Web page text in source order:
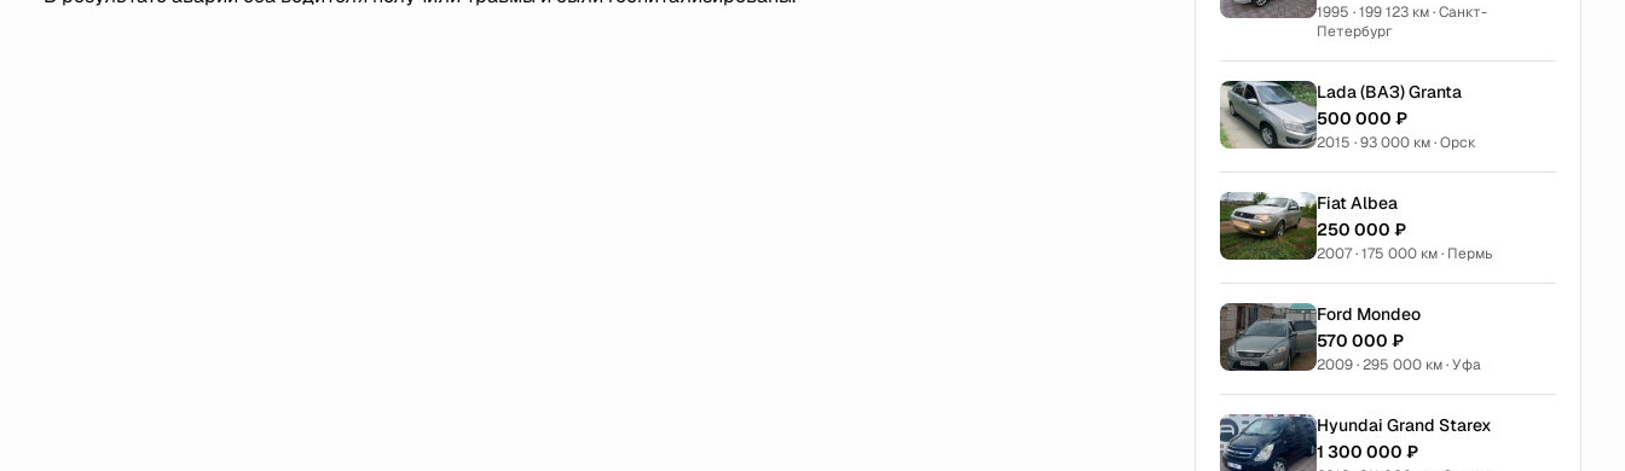
1995 · 199 123 км · Санкт-
Петербург
Lada (ВАЗ) Granta
500 000 ₽
2015 · 93 000 км · Орск
Fiat Albea
250 000 ₽
2007 · 175 000 км · Пермь
Ford Mondeo
570 000 ₽
2009 · 295 000 км · Уфа
Hyundai Grand Starex
1 300 000 ₽